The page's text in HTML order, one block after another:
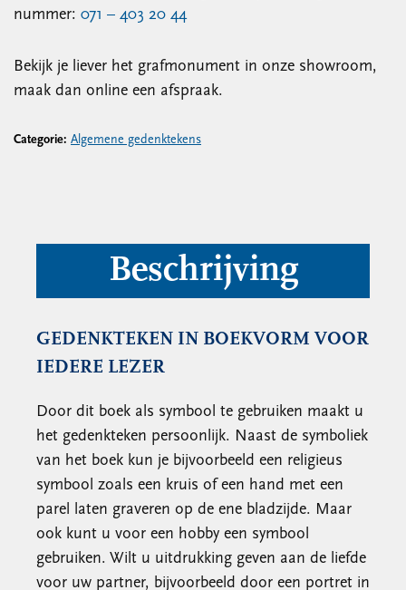
nummer: 071 – 403 20 44
Bekijk je liever het grafmonument in onze showroom,
maak dan online een afspraak.
Categorie: Algemene gedenktekens
Beschrijving
GEDENKTEKEN IN BOEKVORM VOOR
IEDERE LEZER
Door dit boek als symbool te gebruiken maakt u
het gedenkteken persoonlijk. Naast de symboliek
van het boek kun je bijvoorbeeld een religieus
symbool zoals een kruis of een hand met een
parel laten graveren op de ene bladzijde. Maar
ook kunt u voor een hobby een symbool
gebruiken. Wilt u uitdrukking geven aan de liefde
voor uw partner, bijvoorbeeld door een portret in